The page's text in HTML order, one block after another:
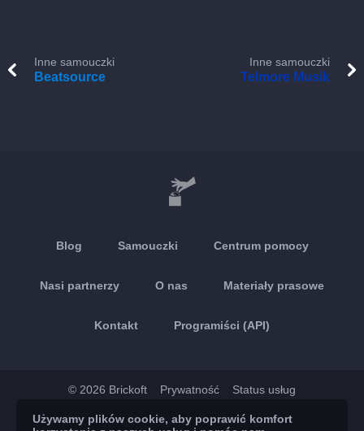
Inne samouczki
Beatsource
Inne samouczki
Telmore Musik
Blog Samouczki Centrum pomocy
Nasi partnerzy O nas Materiały prasowe
Kontakt Programiści (API)
© 2026 Brickoft Prywatność Status usług
App Store Google Play
Używamy plików cookie, aby poprawić komfort